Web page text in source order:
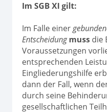
Im SGB XI gilt:
Im Falle einer
Entscheidung muss die
Voraussetzungen
entsprechenden
Eingliederungshilfe
dann der Fall, wenn
durch seine
gesellschaftlichen